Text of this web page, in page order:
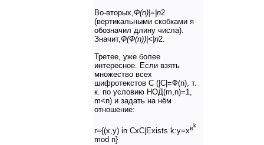
Во-вторых,Ф(n)|=|n2
(вертикальными скобками я
обозначил длину числа).
Значит,Ф(Ф(n))|<|n2.
Третее, уже более
интересное. Если взять
множество всех
шифротекстов C (|C|=Ф(n), т.
к. по условию НОД(m,n)=1,
m<n) и задать на нём
отношение:
r={(x,y) in CxC|Exists k:y=xek
mod n}